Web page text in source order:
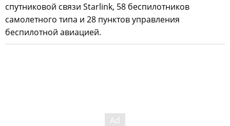
спутниковой связи Starlink, 58 беспилотников
самолетного типа и 28 пунктов управления
беспилотной авиацией.